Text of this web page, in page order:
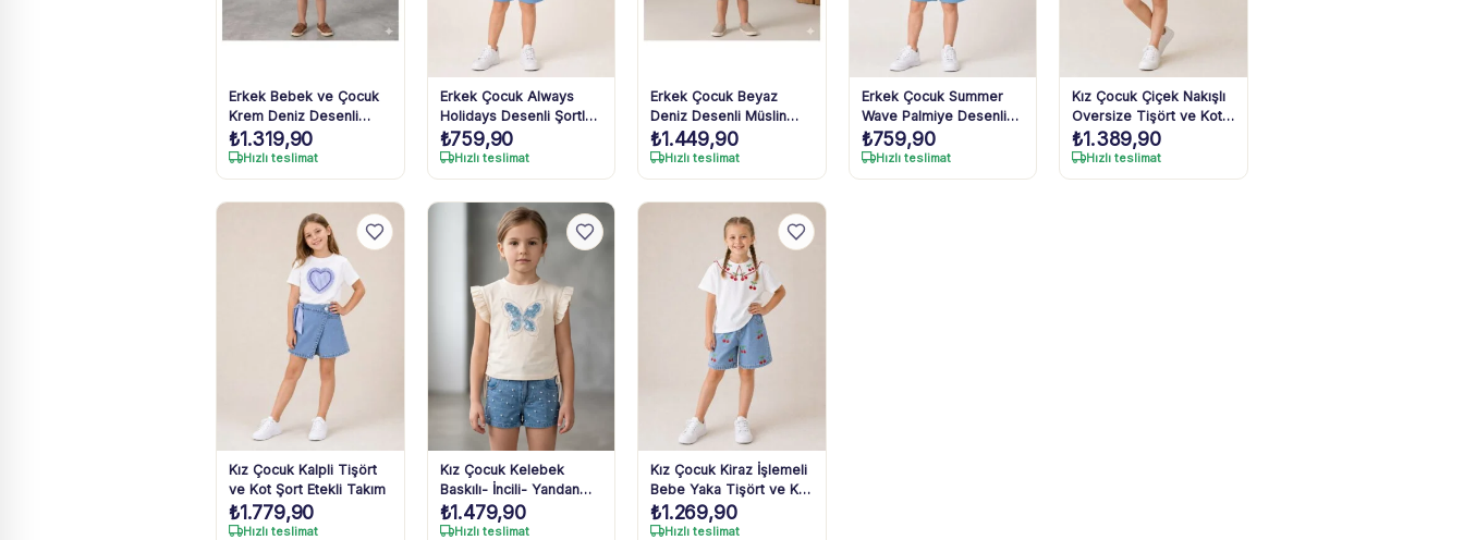
Erkek Bebek ve Çocuk
Krem Deniz Desenli
Gömlekli Taba Şortlu
Müslin Takım 1-4 Yaş
₺1.319,90
Hızlı teslimat
Erkek Çocuk Always
Holidays Desenli Şortlu
Takım
₺759,90
Hızlı teslimat
Erkek Çocuk Beyaz
Deniz Desenli Müslin
Gömlek ve Mavi Şort
Takım 5-8 Yaş
₺1.449,90
Hızlı teslimat
Erkek Çocuk Summer
Wave Palmiye Desenli
Şortlu Takım
₺759,90
Hızlı teslimat
Kız Çocuk Çiçek Nakışlı
Oversize Tişört ve Kot
Şort Takım
₺1.389,90
Hızlı teslimat
Kız Çocuk Kalpli Tişört
ve Kot Şort Etekli Takım
₺1.779,90
Hızlı teslimat
Kız Çocuk Kelebek
Baskılı- İncili- Yandan
Bağcıklı- Tişört- İncili
Kot Şort Takım
₺1.479,90
Hızlı teslimat
Kız Çocuk Kiraz İşlemeli
Bebe Yaka Tişört ve Kot
Şortlu Takım
₺1.269,90
Hızlı teslimat